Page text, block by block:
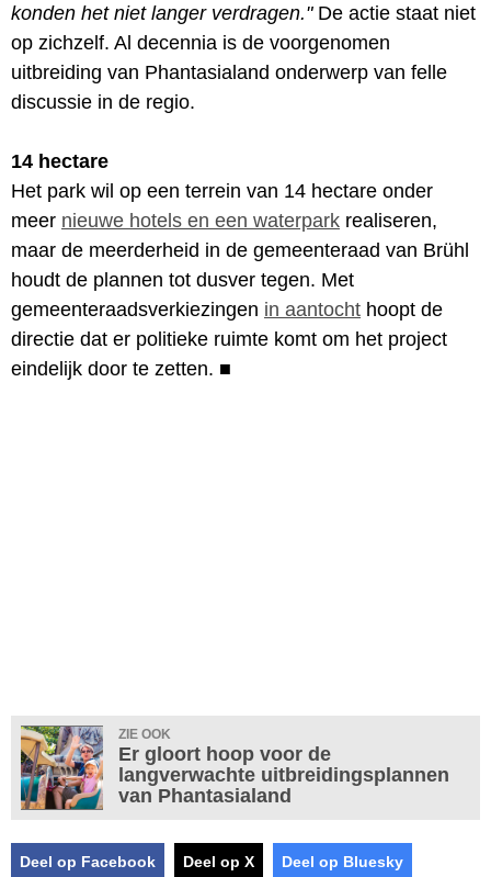
konden het niet langer verdragen."De actie staat niet
op zichzelf. Al decennia is de voorgenomen
uitbreiding van Phantasialand onderwerp van felle
discussie in de regio.
14 hectare
Het park wil op een terrein van 14 hectare onder
meer nieuwe hotels en een waterpark realiseren,
maar de meerderheid in de gemeenteraad van Brühl
houdt de plannen tot dusver tegen. Met
gemeenteraadsverkiezingen in aantocht hoopt de
directie dat er politieke ruimte komt om het project
eindelijk door te zetten. ■
ZIE OOK
Er gloort hoop voor de
langverwachte uitbreidingsplannen
van Phantasialand
Deel op Facebook Deel op X Deel op Bluesky